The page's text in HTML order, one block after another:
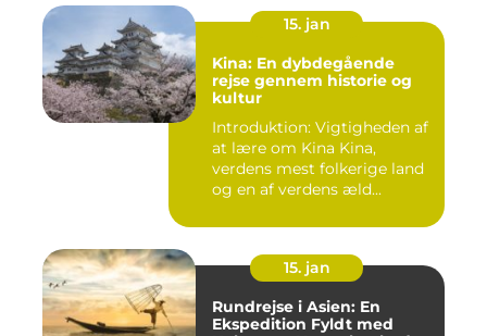
15. jan
Kina: En dybdegående
rejse gennem historie og
kultur
Introduktion: Vigtigheden af
at lære om Kina Kina,
verdens mest folkerige land
og en af verdens æld...
15. jan
Rundrejse i Asien: En
Ekspedition Fyldt med